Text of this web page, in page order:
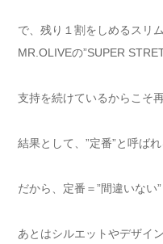
で、残り１割をしめるスリ
MR.OLIVEの”SUPER
支持を続けているからこそ
結果として、”定番”と呼ば
だから、定番＝”間違いない
あとはシルエットやデザイ